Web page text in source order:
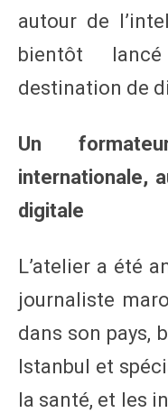
autour de
bientôt
destination de
Un
internationale,
digitale
L’atelier a été
journaliste
dans son pays,
Istanbul et
la santé, et les